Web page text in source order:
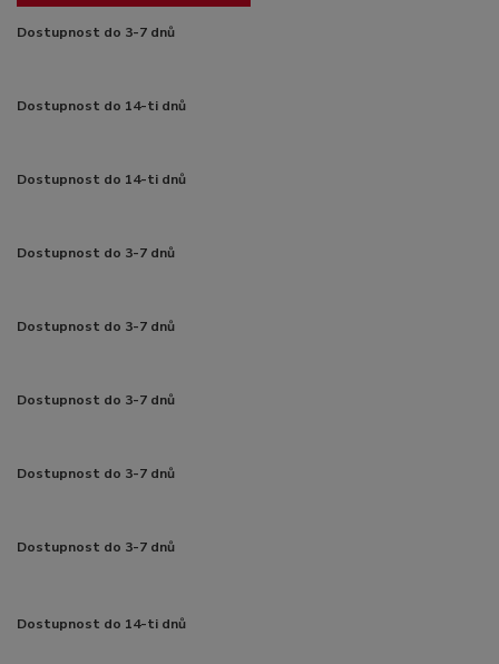
Dostupnost do 3-7 dnů
Dostupnost do 14-ti dnů
Dostupnost do 14-ti dnů
Dostupnost do 3-7 dnů
Dostupnost do 3-7 dnů
Dostupnost do 3-7 dnů
Dostupnost do 3-7 dnů
Dostupnost do 3-7 dnů
Dostupnost do 14-ti dnů